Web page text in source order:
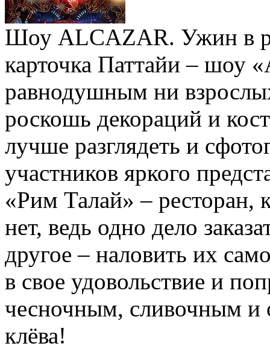
Шоу ALCAZAR. Ужин в
карточка Паттайи – шоу
равнодушным ни
роскошь декораций и
лучше разглядеть и
участников яркого
«Рим Талай» – ресторан,
нет, ведь одно дело
другое – наловить их
в свое удовольствие и
чесночным, сливочным
клёва!